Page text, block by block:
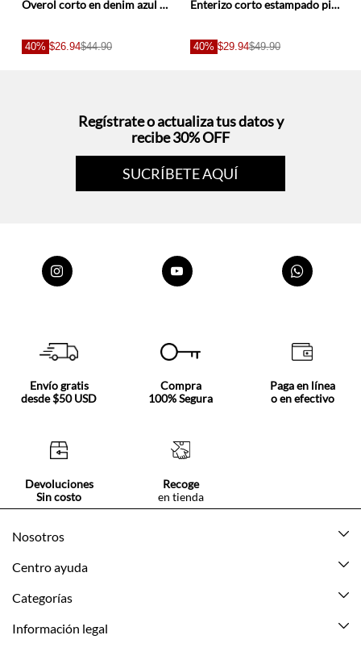
Overol corto en denim azul para niña
40% $26.94$44.90
Enterizo corto estampado piton para niña
40% $29.94$49.90
Regístrate o actualiza tus datos y
recibe 30% OFF
SUCRÍBETE AQUÍ
Envío gratis
desde $50 USD
Compra
100% Segura
Paga en línea
o en efectivo
Devoluciones
Sin costo
Recoge
en tienda
Nosotros
Acerca de Tennis
Centro ayuda
Mis pedidos
Categorías
Nuevo
Información legal